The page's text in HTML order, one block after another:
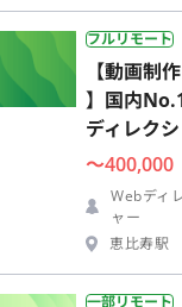
フルリモート
【動画制
】国内
ディレク
〜400,000
Webディ
ャー
恵比寿駅
一部リモート